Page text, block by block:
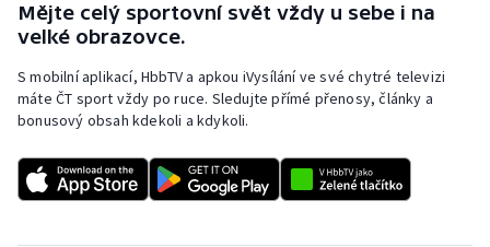
Mějte celý sportovní svět vždy u sebe i na
velké obrazovce.
S mobilní aplikací, HbbTV a apkou iVysílání ve své chytré televizi
máte ČT sport vždy po ruce. Sledujte přímé přenosy, články a
bonusový obsah kdekoli a kdykoli.